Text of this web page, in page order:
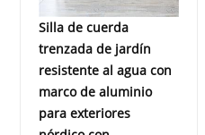
Silla de cuerda
trenzada de jardín
resistente al agua con
marco de aluminio
para exteriores